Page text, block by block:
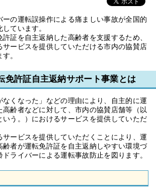
ーの運転誤操作による痛ましい事故が全国的
ています。
証を自主返納した高齢者を支援するため、
サービスを提供していただける市内の協賛店
。
免許証自主返納サポート事業とは
なくなった」などの理由により、自主的に運
齢者などに対して、市内の協賛店舗等（以
いう。）におけるサービスを提供していただ
サービスを提供していただくことにより、運
齢者が運転免許証を自主返納しやすい環境づ
ドライバーによる運転事故防止を図ります。